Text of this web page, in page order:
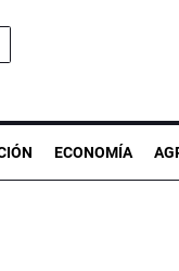
ECONOMÍA